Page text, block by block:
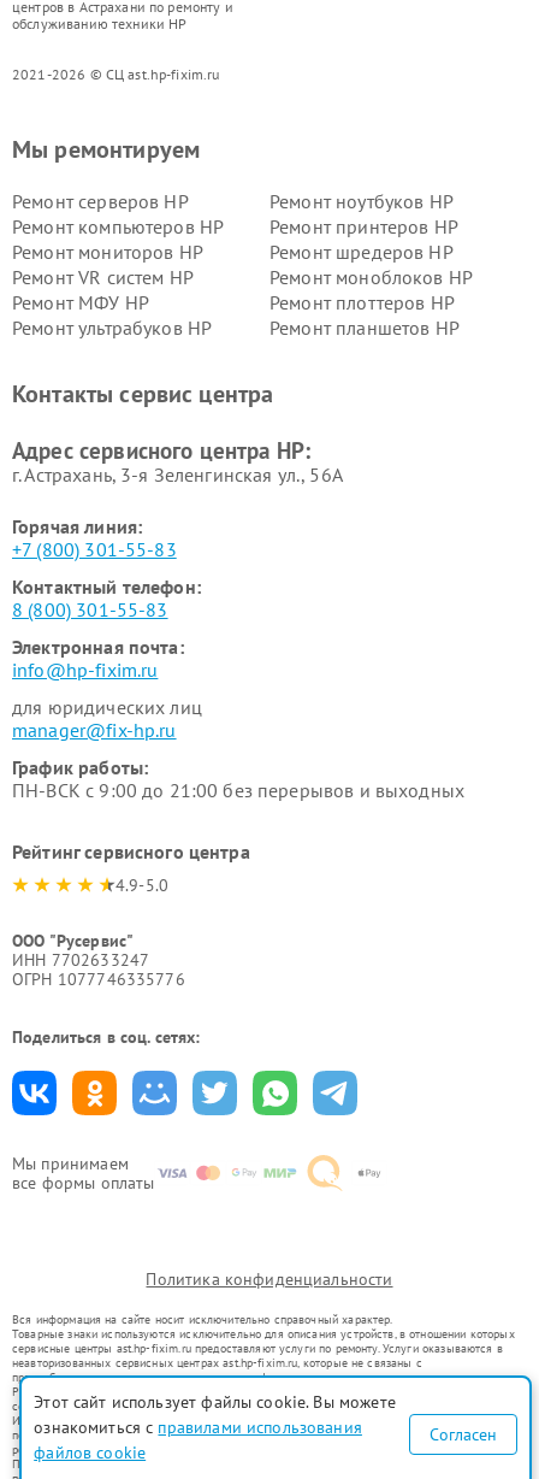
центров в Астрахани по ремонту и
обслуживанию техники HP
2021-2026 © СЦ ast.hp-fixim.ru
Мы принимаем
все формы оплаты
Мы ремонтируем
Ремонт серверов HP
Ремонт ноутбуков HP
Ремонт компьютеров HP
Ремонт принтеров HP
Ремонт мониторов HP
Ремонт шредеров HP
Ремонт VR систем HP
Ремонт моноблоков HP
Ремонт МФУ HP
Ремонт плоттеров HP
Ремонт ультрабуков HP
Ремонт планшетов HP
Контакты сервис центра
Адрес сервисного центра HP:
г. Астрахань, 3-я Зеленгинская ул., 56А
Горячая линия:
+7 (800) 301-55-83
Контактный телефон:
8 (800) 301-55-83
Электронная почта:
info@hp-fixim.ru
для юридических лиц
manager@fix-hp.ru
График работы:
ПН-ВСК с 9:00 до 21:00 без перерывов и выходных
Рейтинг сервисного центра
4.9-5.0
ООО "Русервис"
ИНН 7702633247
ОГРН 1077746335776
Поделиться в соц. сетях:
Политика конфиденциальности
Вся информация на сайте носит исключительно справочный характер.
Товарные знаки используются исключительно для описания устройств, в отношении которых
сервисные центры ast.hp-fixim.ru предоставляют услуги по ремонту. Услуги оказываются в
неавторизованных сервисных центрах ast.hp-fixim.ru, которые не связаны с
правообладателями товарных знаков или их официальными представителями.
Ремонт осуществляется для устройств, уже введенных в гражданский оборот в соответствии
со статьей 1487 ГК РФ.
Использование товарных знаков не преследует цели индивидуализации услуг или введения
потребителей в заблуждение, а служит для информирования о предоставляемых услугах по
ремонту техники указанных брендов.
Представленная на сайте информация не является публичной офертой, определяемой
Этот сайт использует файлы cookie. Вы можете
ознакомиться с правилами использования
файлов cookie
Согласен